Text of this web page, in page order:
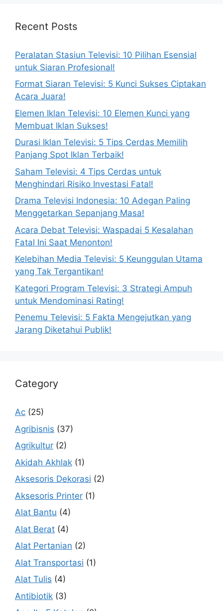
Recent Posts
Peralatan Stasiun Televisi: 10 Pilihan Esensial
untuk Siaran Profesional!
Format Siaran Televisi: 5 Kunci Sukses Ciptakan
Acara Juara!
Elemen Iklan Televisi: 10 Elemen Kunci yang
Membuat Iklan Sukses!
Durasi Iklan Televisi: 5 Tips Cerdas Memilih
Panjang Spot Iklan Terbaik!
Saham Televisi: 4 Tips Cerdas untuk
Menghindari Risiko Investasi Fatal!
Drama Televisi Indonesia: 10 Adegan Paling
Menggetarkan Sepanjang Masa!
Acara Debat Televisi: Waspadai 5 Kesalahan
Fatal Ini Saat Menonton!
Kelebihan Media Televisi: 5 Keunggulan Utama
yang Tak Tergantikan!
Kategori Program Televisi: 3 Strategi Ampuh
untuk Mendominasi Rating!
Penemu Televisi: 5 Fakta Mengejutkan yang
Jarang Diketahui Publik!
Category
Ac (25)
Agribisnis (37)
Agrikultur (2)
Akidah Akhlak (1)
Aksesoris Dekorasi (2)
Aksesoris Printer (1)
Alat Bantu (4)
Alat Berat (4)
Alat Pertanian (2)
Alat Transportasi (1)
Alat Tulis (4)
Antibiotik (3)